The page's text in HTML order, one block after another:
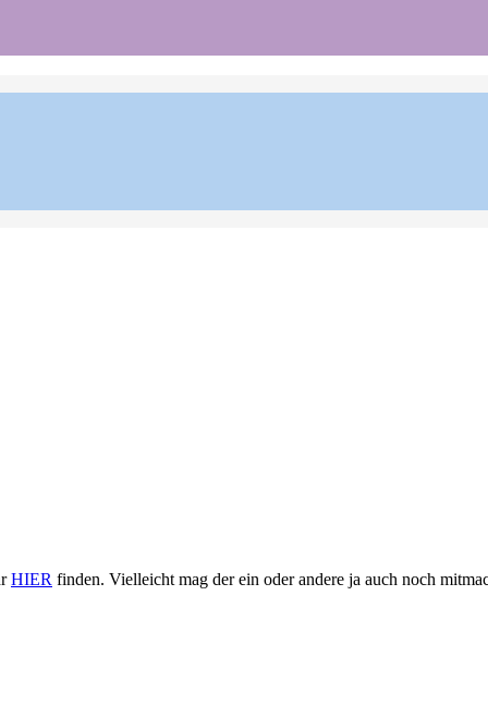
HIER finden. Vielleicht mag der ein oder andere ja auch noch